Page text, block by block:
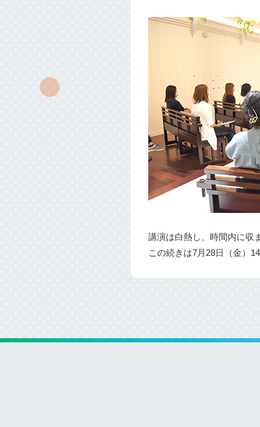
講演は白熱し、時間内に収
この続きは7月28日（金）